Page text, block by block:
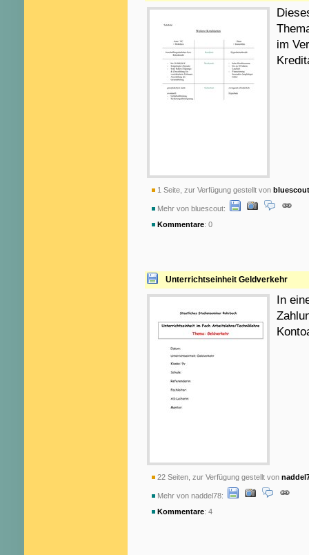
im
1 Seite, zur Verfügung gestellt von bluescout
Mehr von bluescout:
Kommentare: 0
Unterrichtseinheit Geldverkehr
In
22 Seiten, zur Verfügung gestellt von
Mehr von naddel78:
Kommentare: 4